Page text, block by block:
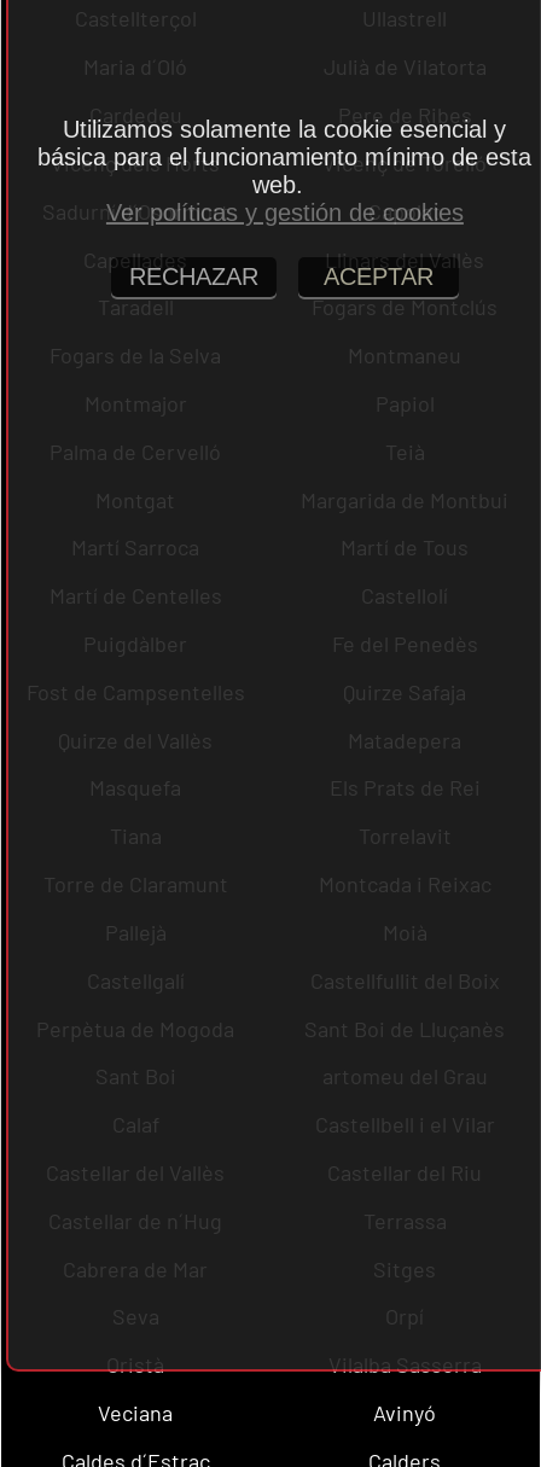
Castellterçol
Ullastrell
Maria d´Oló
Julià de Vilatorta
Cardedeu
Pere de Ribes
Vicenç dels Horts
Vicenç de Torelló
Sadurní d´Osormort
Capolat
Capellades
Llinars del Vallès
Taradell
Fogars de Montclús
Fogars de la Selva
Montmaneu
Montmajor
Papiol
Palma de Cervelló
Teià
Montgat
Margarida de Montbui
Martí Sarroca
Martí de Tous
Martí de Centelles
Castellolí
Puigdàlber
Fe del Penedès
Fost de Campsentelles
Quirze Safaja
Quirze del Vallès
Matadepera
Masquefa
Els Prats de Rei
Tiana
Torrelavit
Torre de Claramunt
Montcada i Reixac
Pallejà
Moià
Castellgalí
Castellfullit del Boix
Perpètua de Mogoda
Sant Boi de Lluçanès
Sant Boi
artomeu del Grau
Calaf
Castellbell i el Vilar
Castellar del Vallès
Castellar del Riu
Castellar de n´Hug
Terrassa
Cabrera de Mar
Sitges
Seva
Orpí
Oristà
Vilalba Sasserra
Veciana
Avinyó
Caldes d´Estrac
Calders
Utilizamos solamente la cookie esencial y
básica para el funcionamiento mínimo de esta
web.
Ver políticas y gestión de cookies
RECHAZAR ACEPTAR